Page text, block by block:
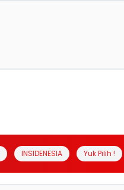
INSIDENESIA Yuk Pilih !